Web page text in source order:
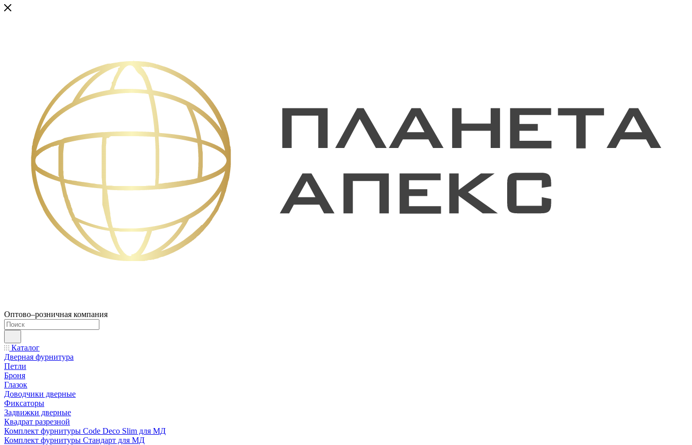
Оптово–розничная компания
Каталог
Дверная фурнитура
Петли
Броня
Глазок
Доводчики дверные
Фиксаторы
Задвижки дверные
Квадрат разрезной
Комплект фурнитуры Code Deco Slim для МД
Комплект фурнитуры Стандарт для МД